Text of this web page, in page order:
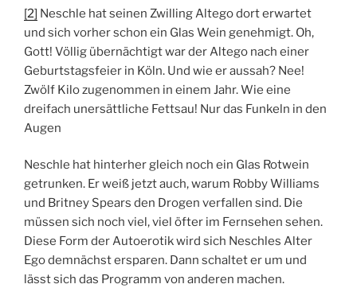
[2] Neschle hat seinen Zwilling Altego dort erwartet
und sich vorher schon ein Glas Wein genehmigt. Oh,
Gott! Völlig übernächtigt war der Altego nach einer
Geburtstagsfeier in Köln. Und wie er aussah? Nee!
Zwölf Kilo zugenommen in einem Jahr. Wie eine
dreifach unersättliche Fettsau! Nur das Funkeln in den
Augen
Neschle hat hinterher gleich noch ein Glas Rotwein
getrunken. Er weiß jetzt auch, warum Robby Williams
und Britney Spears den Drogen verfallen sind. Die
müssen sich noch viel, viel öfter im Fernsehen sehen.
Diese Form der Autoerotik wird sich Neschles Alter
Ego demnächst ersparen. Dann schaltet er um und
lässt sich das Programm von anderen machen.